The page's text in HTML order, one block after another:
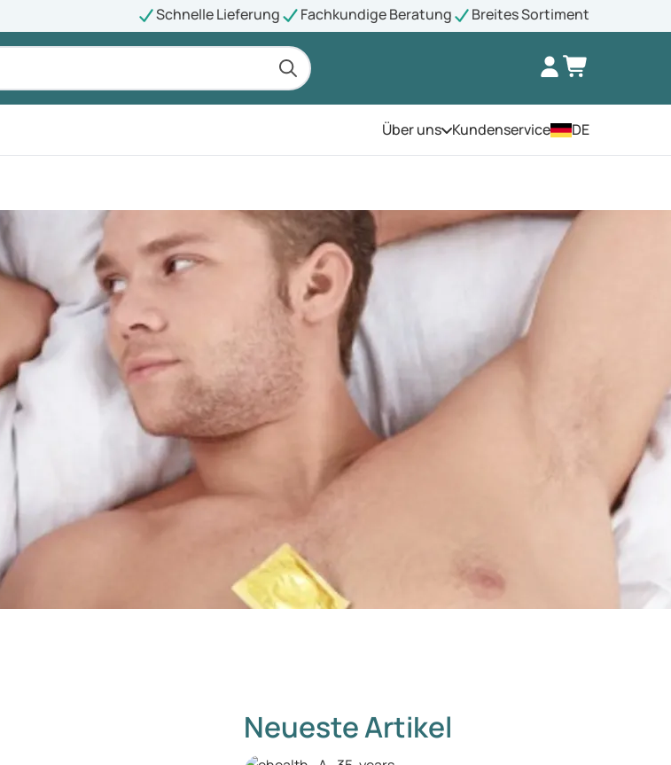
Schnelle Lieferung Fachkundige Beratung Breites Sortiment
Über unsÖffnen Sie das Menü
Kundenservice DE
Neueste Artikel